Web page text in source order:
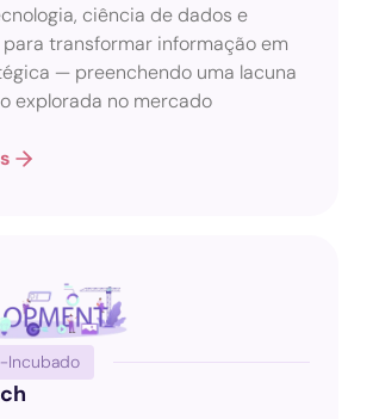
ciência de dados e
transformar informação em
— preenchendo uma lacuna
explorada no mercado
Incubado